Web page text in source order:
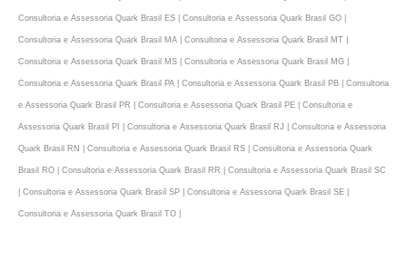
Consultoria e Assessoria Quark Brasil ES | Consultoria e Assessoria Quark Brasil GO |
Consultoria e Assessoria Quark Brasil MA | Consultoria e Assessoria Quark Brasil MT |
Consultoria e Assessoria Quark Brasil MS | Consultoria e Assessoria Quark Brasil MG |
Consultoria e Assessoria Quark Brasil PA | Consultoria e Assessoria Quark Brasil PB | Consultoria
e Assessoria Quark Brasil PR | Consultoria e Assessoria Quark Brasil PE | Consultoria e
Assessoria Quark Brasil PI | Consultoria e Assessoria Quark Brasil RJ | Consultoria e Assessoria
Quark Brasil RN | Consultoria e Assessoria Quark Brasil RS | Consultoria e Assessoria Quark
Brasil RO | Consultoria e Assessoria Quark Brasil RR | Consultoria e Assessoria Quark Brasil SC
| Consultoria e Assessoria Quark Brasil SP | Consultoria e Assessoria Quark Brasil SE |
Consultoria e Assessoria Quark Brasil TO |